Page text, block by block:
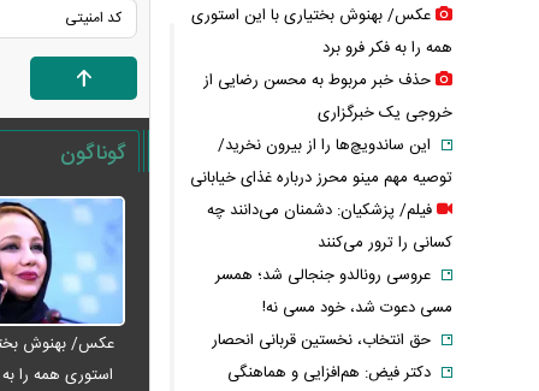
گوناگون
عکس/ بهنوش
استوری همه را به
عکس/ بهنوش بختیاری با این استوری
همه را به فکر فرو برد
حذف خبر مربوط به محسن رضایی از
خروجی یک خبرگزاری
این ساندویچ‌ها را از بیرون نخرید/
توصیه مهم مینو محرز درباره غذای خیابانی
فیلم/ پزشکیان: دشمنان می‌دانند چه
کسانی را ترور می‌کنند
عروسی رونالدو جنجالی شد؛ همسر
مسی دعوت شد، خود مسی نه!
حق انتخاب، نخستین قربانی انحصار
دکتر فیض: هم‌افزایی و هماهنگی